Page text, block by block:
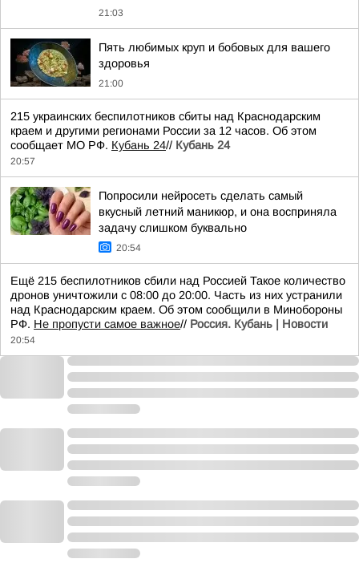
21:03
Пять любимых круп и бобовых для вашего
здоровья
21:00
215 украинских беспилотников сбиты над Краснодарским
краем и другими регионами России за 12 часов. Об этом
сообщает МО РФ. Кубань 24// Кубань 24
20:57
Попросили нейросеть сделать самый
вкусный летний маникюр, и она восприняла
задачу слишком буквально
20:54
Ещё 215 беспилотников сбили над Россией Такое количество
дронов уничтожили с 08:00 до 20:00. Часть из них устранили
над Краснодарским краем. Об этом сообщили в Минобороны
РФ. Не пропусти самое важное// Россия. Кубань | Новости
20:54